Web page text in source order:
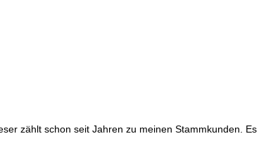
zählt schon seit Jahren zu meinen Stammkunden.